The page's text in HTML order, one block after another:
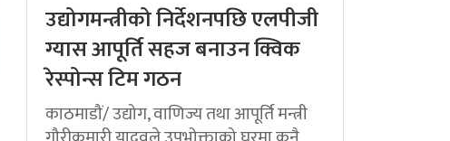
उद्योगमन्त्रीको निर्देशनपछि एलपीजी
ग्यास आपूर्ति सहज बनाउन क्विक
रेस्पोन्स टिम गठन
काठमाडौं/ उद्योग, वाणिज्य तथा आपूर्ति मन्त्री